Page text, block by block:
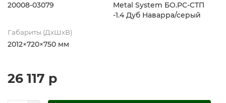
20008-03079
Metal System БО.РС-СТП
-1.4 Дуб Наварра/серый
Габариты (ДхШхВ)
2012×720×750 мм
26 117 р